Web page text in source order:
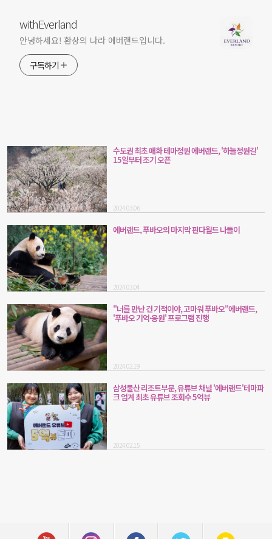
withEverland
안녕하세요! 환상의 나라 에버랜드입니다.
구독하기
수도권 최초 매화 테마정원 에버랜드, '하늘정원길'
15일부터 조기 오픈
2024.03.06
에버랜드, 푸바오의 마지막 판다월드 나들이
2024.03.04
"너를 만난 건 기적이야, 고마워 푸바오"에버랜드,
'푸바오 기억·응원' 프로그램 진행
2024.02.19
삼성물산 리조트부문, 유튜브 채널 '에버랜드'테마파
크 업계 최초 유튜브 조회수 5억뷰
2024.02.15